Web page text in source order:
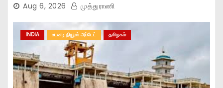
Aug 6, 2026 முத்துராணி
INDIA உடனடி நியூஸ் அப்டேட் தமிழகம்